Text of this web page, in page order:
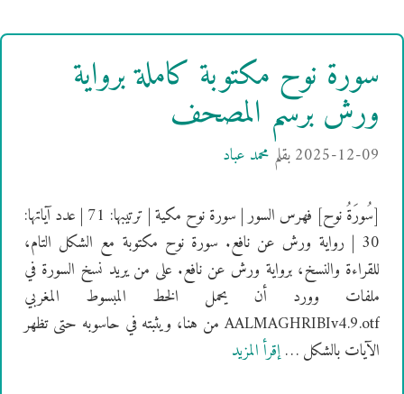
سورة نوح مكتوبة كاملة برواية
ورش برسم المصحف
2025-12-09بقلم محمد عباد
[سُورَةُ نوح] فهرس السور | سورة نوح مكية | ترتيبها: 71 | عدد آياتها:
30 | رواية ورش عن نافع. سورة نوح مكتوبة مع الشكل التام،
للقراءة والنسخ، برواية ورش عن نافع. على من يريد نسخ السورة في
ملفات وورد أن يحمل الخط المبسوط المغربي
AALMAGHRIBIv4.9.otf من هنا، ويثبته في حاسوبه حتى تظهر
الآيات بالشكل …إقرأ المزيد